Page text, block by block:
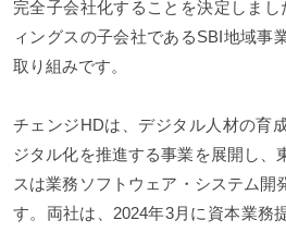
完全子会社化することを決定しま
ィングスの子会社であるSBI地域事
取り組みです。
チェンジHDは、デジタル人材の育
ジタル化を推進する事業を展開し、
スは業務ソフトウェア・システム開
す。両社は、2024年3月に資本業務